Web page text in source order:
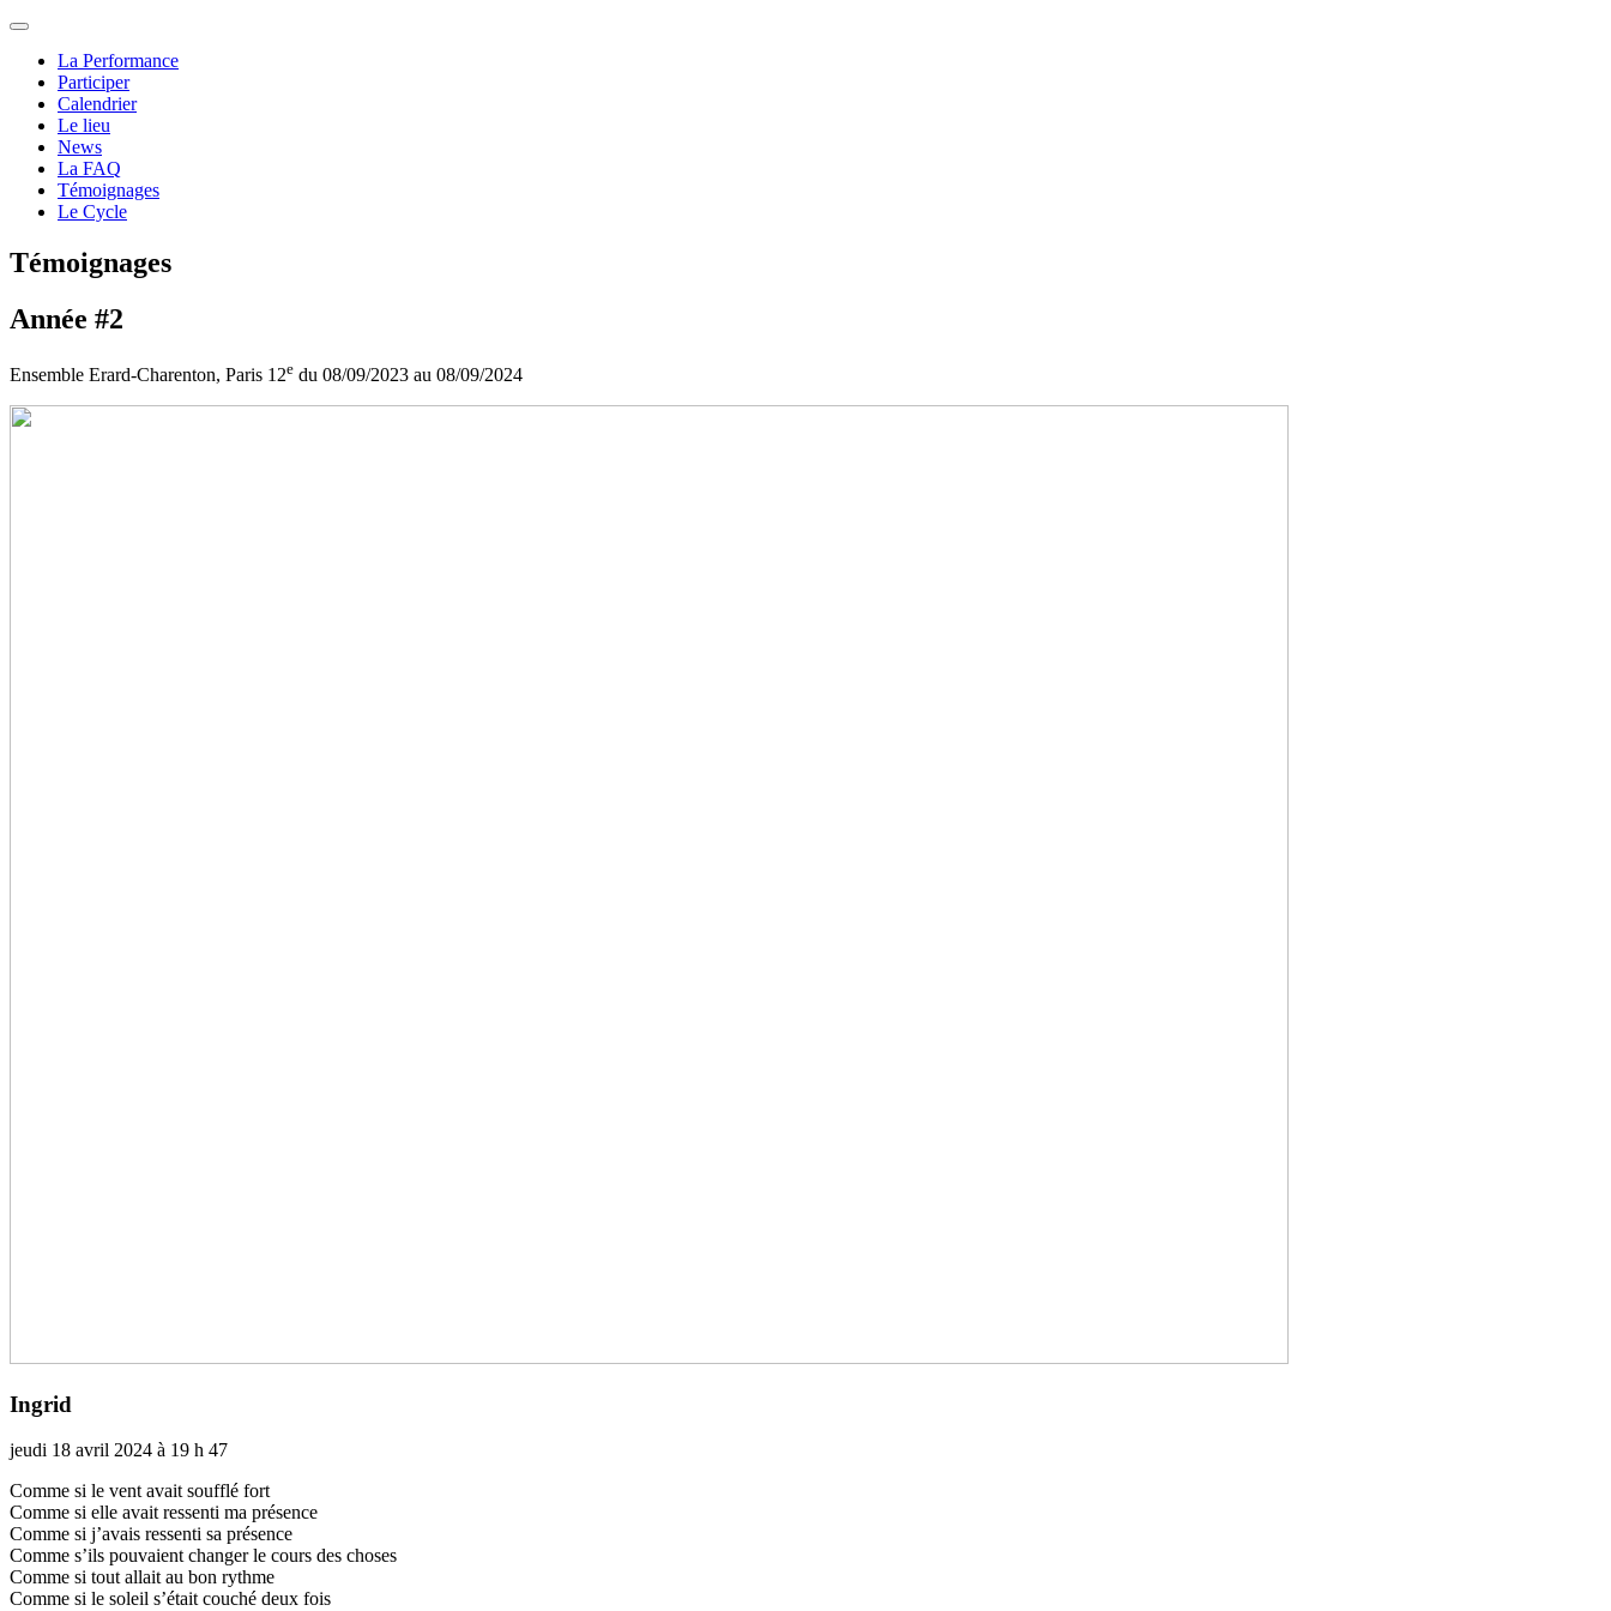
La Performance
Participer
Calendrier
Le lieu
News
La FAQ
Témoignages
Le Cycle
Témoignages
Année #2
Ensemble Erard-Charenton, Paris 12e du 08/09/2023 au 08/09/2024
Ingrid
jeudi 18 avril 2024 à 19 h 47
Comme si le vent avait souf­flé fort
Comme si elle avait res­senti ma pré­sence
Comme si j’avais res­senti sa pré­sence
Comme s’ils pou­vaient chan­ger le cours des choses
Comme si tout allait au bon rythme
Comme si le soleil s’était couché deux fois